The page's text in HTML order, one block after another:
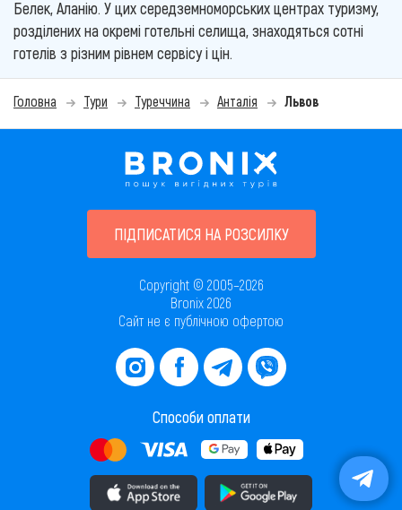
Белек, Аланію. У цих середземноморських центрах туризму,
розділених на окремі готельні селища, знаходяться сотні
готелів з різним рівнем сервісу і цін.
Головна Тури Туреччина Анталія Львов
ПІДПИСАТИСЯ НА РОЗСИЛКУ
Copyright © 2005–2026
Bronix 2026
Сайт не є публічною офертою
Способи оплати
Завантажити додаток в AppStore Завантажити додаток в PlayMarket